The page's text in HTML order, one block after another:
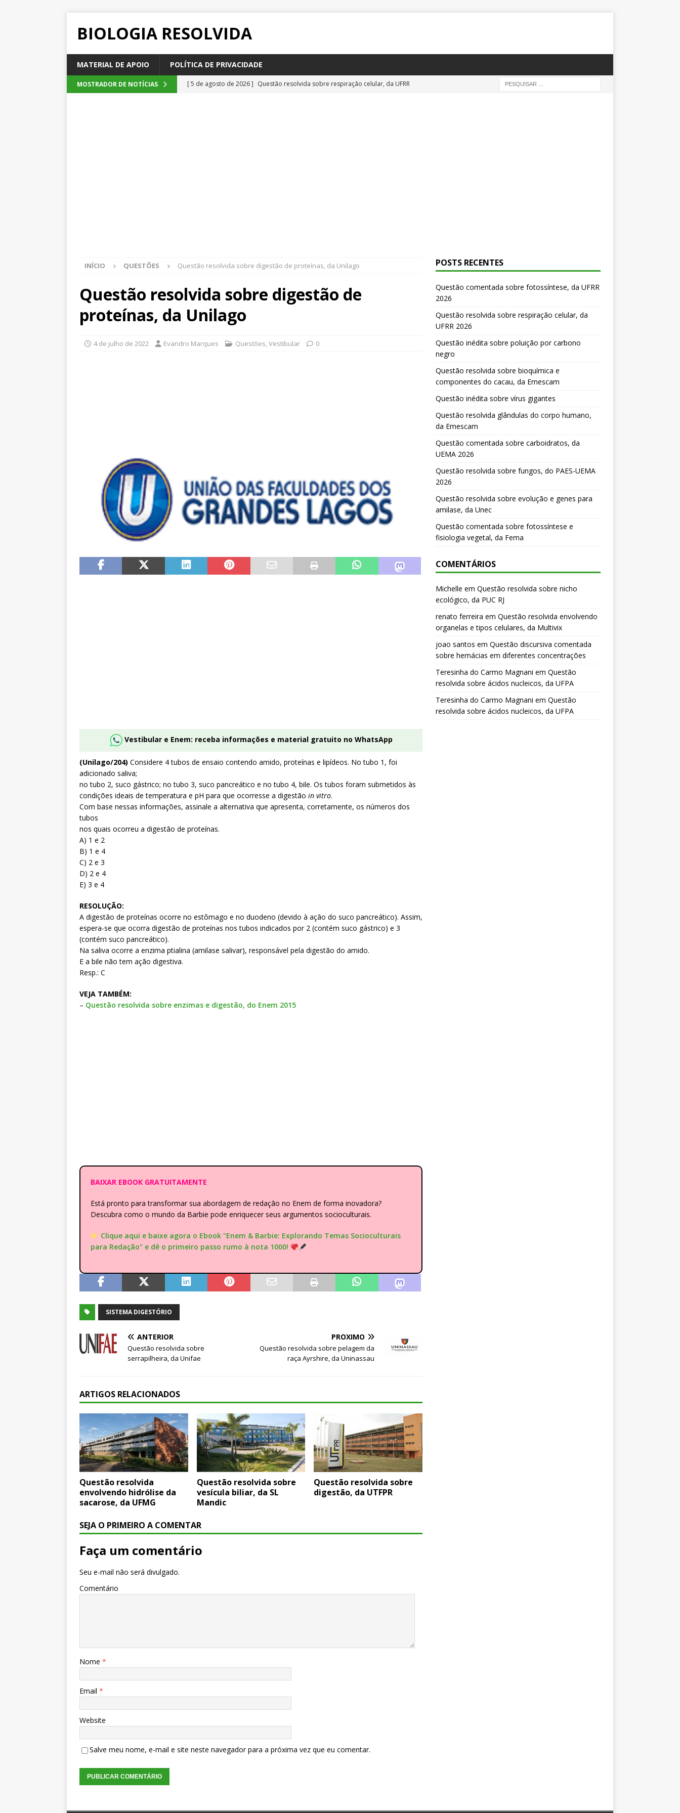
BIOLOGIA RESOLVIDA
MATERIAL DE APOIO POLÍTICA DE PRIVACIDADE
MOSTRADOR DE NOTÍCIAS [ 5 de agosto de 2026 ] Questão resolvida sobre respiração celular, da UFRR
INÍCIO QUESTÕES Questão resolvida sobre digestão de proteínas, da Unilago
Questão resolvida sobre digestão de
proteínas, da Unilago
4 de julho de 2022 Evandro Marques Questões,Vestibular 0
Vestibular e Enem: receba informações e material gratuito no WhatsApp
(Unilago/204) Considere 4 tubos de ensaio contendo amido, proteínas e lipídeos. No tubo 1, foi
adicionado saliva;
no tubo 2, suco gástrico; no tubo 3, suco pancreático e no tubo 4, bile. Os tubos foram submetidos às
condições ideais de temperatura e pH para que ocorresse a digestão in vitro.
Com base nessas informações, assinale a alternativa que apresenta, corretamente, os números dos
tubos
nos quais ocorreu a digestão de proteínas.
A) 1 e 2
B) 1 e 4
C) 2 e 3
D) 2 e 4
E) 3 e 4
RESOLUÇÃO:
A digestão de proteínas ocorre no estômago e no duodeno (devido à ação do suco pancreático). Assim,
espera-se que ocorra digestão de proteínas nos tubos indicados por 2 (contém suco gástrico) e 3
(contém suco pancreático).
Na saliva ocorre a enzima ptialina (amilase salivar), responsável pela digestão do amido.
E a bile não tem ação digestiva.
Resp.: C
VEJA TAMBÉM:
– Questão resolvida sobre enzimas e digestão, do Enem 2015
BAIXAR EBOOK GRATUITAMENTE
Está pronto para transformar sua abordagem de redação no Enem de forma inovadora?
Descubra como o mundo da Barbie pode enriquecer seus argumentos socioculturais.
Clique aqui e baixe agora o Ebook "Enem & Barbie: Explorando Temas Socioculturais
para Redação" e dê o primeiro passo rumo à nota 1000!
SISTEMA DIGESTÓRIO
ANTERIOR
Questão resolvida sobre
serrapilheira, da Unifae
PRÓXIMO
Questão resolvida sobre pelagem da
raça Ayrshire, da Uninassau
ARTIGOS RELACIONADOS
Questão resolvida
envolvendo hidrólise da
sacarose, da UFMG
Questão resolvida sobre
vesícula biliar, da SL
Mandic
Questão resolvida sobre
digestão, da UTFPR
SEJA O PRIMEIRO A COMENTAR
Faça um comentário
Seu e-mail não será divulgado.
Comentário
Nome *
Email *
Website
Salve meu nome, e-mail e site neste navegador para a próxima vez que eu comentar.
POSTS RECENTES
Questão comentada sobre fotossíntese, da UFRR
2026
Questão resolvida sobre respiração celular, da
UFRR 2026
Questão inédita sobre poluição por carbono
negro
Questão resolvida sobre bioquímica e
componentes do cacau, da Emescam
Questão inédita sobre vírus gigantes
Questão resolvida glândulas do corpo humano,
da Emescam
Questão comentada sobre carboidratos, da
UEMA 2026
Questão resolvida sobre fungos, do PAES-UEMA
2026
Questão resolvida sobre evolução e genes para
amilase, da Unec
Questão comentada sobre fotossíntese e
fisiologia vegetal, da Fema
COMENTÁRIOS
Michelle em Questão resolvida sobre nicho
ecológico, da PUC RJ
renato ferreira em Questão resolvida envolvendo
organelas e tipos celulares, da Multivix
joao santos em Questão discursiva comentada
sobre hemácias em diferentes concentrações
Teresinha do Carmo Magnani em Questão
resolvida sobre ácidos nucleicos, da UFPA
Teresinha do Carmo Magnani em Questão
resolvida sobre ácidos nucleicos, da UFPA